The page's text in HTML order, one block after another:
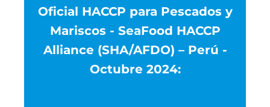
Oficial HACCP para Pescados y
Mariscos - SeaFood HACCP
Alliance (SHA/AFDO) – Perú -
Octubre 2024: